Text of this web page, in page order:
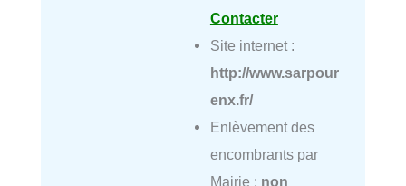
Contacter
Site internet :
http://www.sarpour
enx.fr/
Enlèvement des
encombrants par
Mairie : non